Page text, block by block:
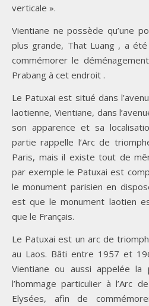
verticale ».
Vientiane ne possède qu’une
plus grande, That Luang , a
commémorer le
Prabang à cet endroit .
Le Patuxai est situé dans
laotienne, Vientiane, dans
son apparence et sa
partie rappelle l’Arc de
Paris, mais il existe tout de
par exemple le Patuxai est
le monument parisien en
est que le monument laotien
que le Français.
Le Patuxai est un arc de
au Laos. Bâti entre 1957 et
Vientiane ou aussi appelée
l’hommage particulier à l’Arc
Elysées, afin de